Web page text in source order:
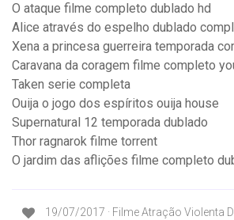
O ataque filme completo dublado hd
Alice através do espelho dublado
Xena a princesa guerreira temporada
Caravana da coragem filme completo
Taken serie completa
Ouija o jogo dos espíritos ouija house
Supernatural 12 temporada dublado
Thor ragnarok filme torrent
O jardim das aflições filme completo
19/07/2017 · Filme Atração Violenta